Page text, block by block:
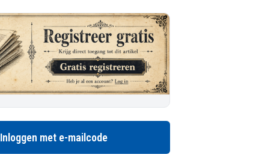
Inloggen met e-mailcode